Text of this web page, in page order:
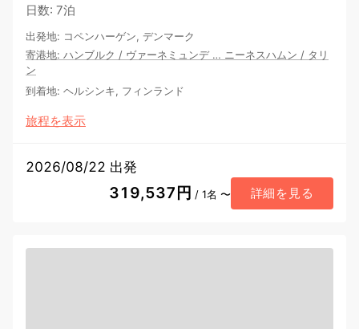
日数: 7泊
出発地: コペンハーゲン, デンマーク
寄港地: ハンブルク / ヴァーネミュンデ… ニーネスハムン / タリ
ン
到着地: ヘルシンキ, フィンランド
旅程を表示
2026/08/22 出発
319,537円 / 1名 〜 詳細を見る